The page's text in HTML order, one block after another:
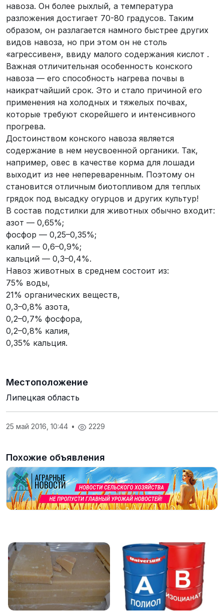
навоза. Он более рыхлый, а температура
разложения достигает 70-80 градусов. Таким
образом, он разлагается намного быстрее других
видов навоза, но при этом он не столь
«агрессивен», ввиду малого содержания кислот .
Важная отличительная особенность конского
навоза — его способность нагрева почвы в
наикратчайший срок. Это и стало причиной его
применения на холодных и тяжелых почвах,
которые требуют скорейшего и интенсивного
прогрева.
Достоинством конского навоза является
содержание в нем неусвоенной органики. Так,
например, овес в качестве корма для лошади
выходит из нее непереваренным. Поэтому он
становится отличным биотопливом для теплых
грядок под высадку огурцов и других культур!
В состав подстилки для животных обычно входит:
азот — 0,65%;
фосфор — 0,25–0,35%;
калий — 0,6–0,9%;
кальций — 0,3–0,4%.
Навоз животных в среднем состоит из:
75% воды,
21% органических веществ,
0,3–0,8% азота,
0,2–0,7% фосфора,
0,2–0,8% калия,
0,35% кальция.
Местоположение
Липецкая область
25 май 2016, 10:44 • 2229
Похожие объявления